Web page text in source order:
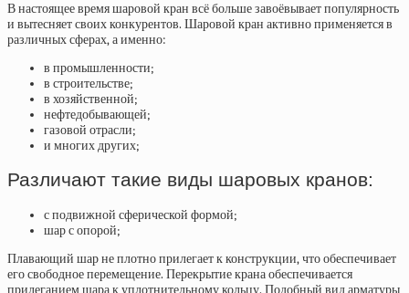
В настоящее время шаровой кран всё больше завоёвывает популярность
и вытесняет своих конкурентов. Шаровой кран активно применяется в
различных сферах, а именно:
в промышленности;
в строительстве;
в хозяйственной;
нефтедобывающей;
газовой отрасли;
и многих других;
Различают такие виды шаровых кранов:
с подвижной сферической формой;
шар с опорой;
Плавающий шар не плотно прилегает к конструкции, что обеспечивает
его свободное перемещение. Перекрытие крана обеспечивается
прилеганием шара к уплотнительному кольцу. Подобный вид арматуры